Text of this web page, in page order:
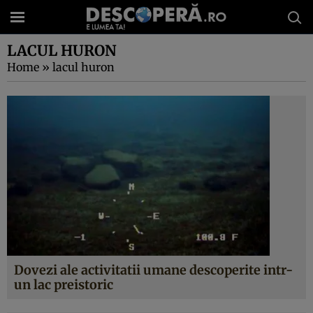
LACUL HURON
Home » lacul huron
Dovezi ale activitatii umane descoperite intr-
un lac preistoric